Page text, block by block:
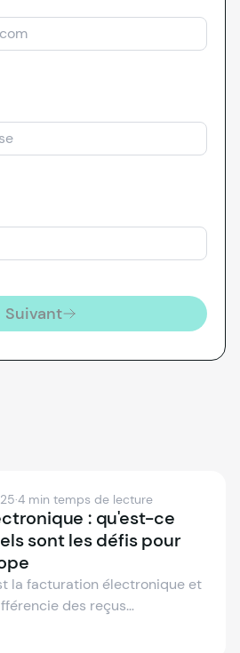
Suivant
·4 min temps de lecture
: qu'est-ce
sont les défis pour
la facturation électronique et
des reçus
comment les factures